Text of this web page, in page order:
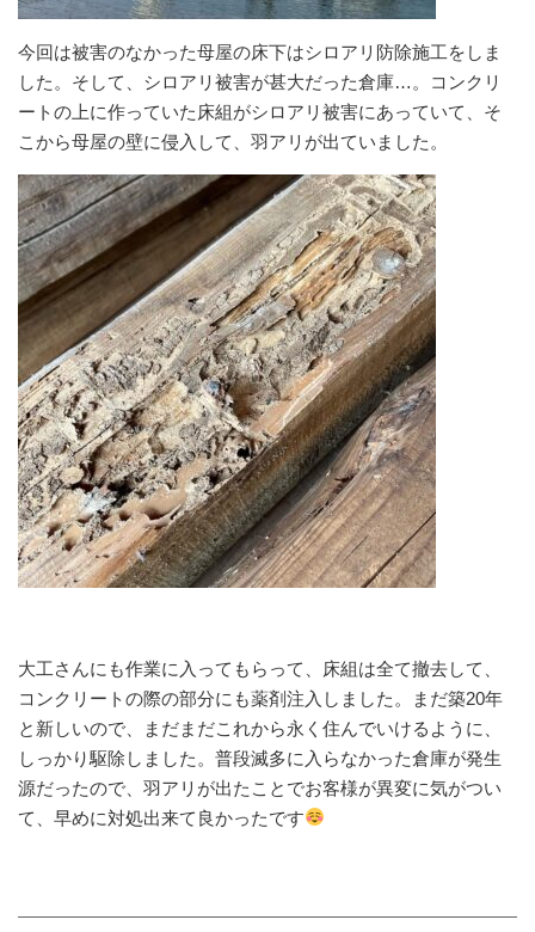
今回は被害のなかった母屋の床下はシロアリ防除施工をしま
した。そして、シロアリ被害が甚大だった倉庫…。コンクリ
ートの上に作っていた床組がシロアリ被害にあっていて、そ
こから母屋の壁に侵入して、羽アリが出ていました。
大工さんにも作業に入ってもらって、床組は全て撤去して、
コンクリートの際の部分にも薬剤注入しました。まだ築20年
と新しいので、まだまだこれから永く住んでいけるように、
しっかり駆除しました。普段滅多に入らなかった倉庫が発生
源だったので、羽アリが出たことでお客様が異変に気がつい
て、早めに対処出来て良かったです